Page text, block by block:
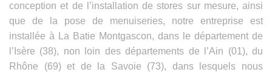
conception et de l’installation de stores sur mesure, ainsi
que de la pose de menuiseries, notre entreprise est
installée à La Batie Montgascon, dans le département de
l’Isère (38), non loin des départements de l’Ain (01), du
Rhône (69) et de la Savoie (73), dans lesquels nous